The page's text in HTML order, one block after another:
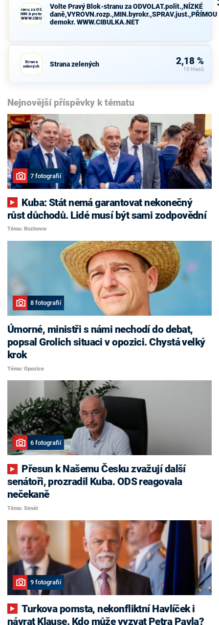
Blok-stranu za ODVOLAT.polit.,NÍZKÉ
demokr. WWW.CIBULKA.NET
Volte Pravý Blok-stranu za ODVOLAT.polit.,NÍZKÉ
daně,VYROVN.rozp.,MIN.byrokr.,SPRAV.just.,PŘÍMOU
demokr. WWW.CIBULKA.NET
Strana
zelených
Strana zelených 2,18 %
13 hlasů
Nejnovější příspěvky k tématu
7 fotografií
růst důchodů. Lidé musí být sami zodpovědní
Téma: Rozhovor
8 fotografií
Úmorné, ministři s námi nechodí do debat,
popsal Grolich situaci v opozici. Chystá velký
krok
Téma: Opozice
6 fotografií
senátoři, prozradil Kuba. ODS reagovala
nečekaně
Téma: Senát
9 fotografií
Turkova pomsta, nekonfliktní Havlíček i
návrat Klause. Kdo může vyzvat Petra Pavla?